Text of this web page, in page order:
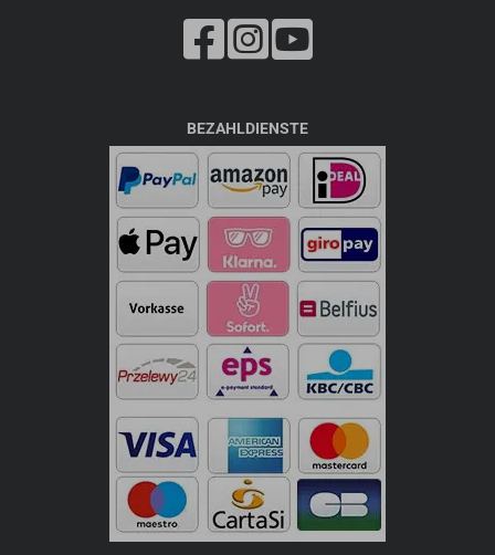
BEZAHLDIENSTE